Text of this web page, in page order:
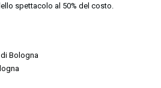
spettacolo al 50% del costo.
Bologna